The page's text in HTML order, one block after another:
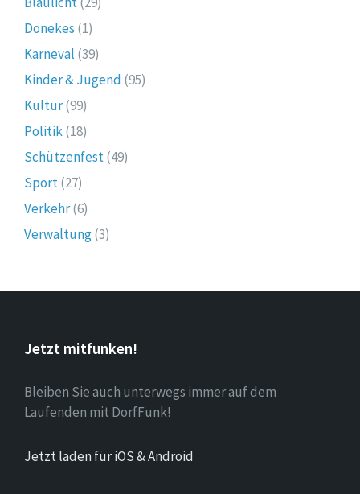
Dönekes (1)
Karneval (39)
Kinder & Jugend (95)
Kultur(99)
Politik(18)
Schützenfest(49)
Sport(27)
Verkehr(6)
Verwaltung(3)
Jetzt mitfunken!
Bleiben Sie auch unterwegs immer auf dem
Laufenden mit DorfFunk!
Jetzt laden für iOS & Android